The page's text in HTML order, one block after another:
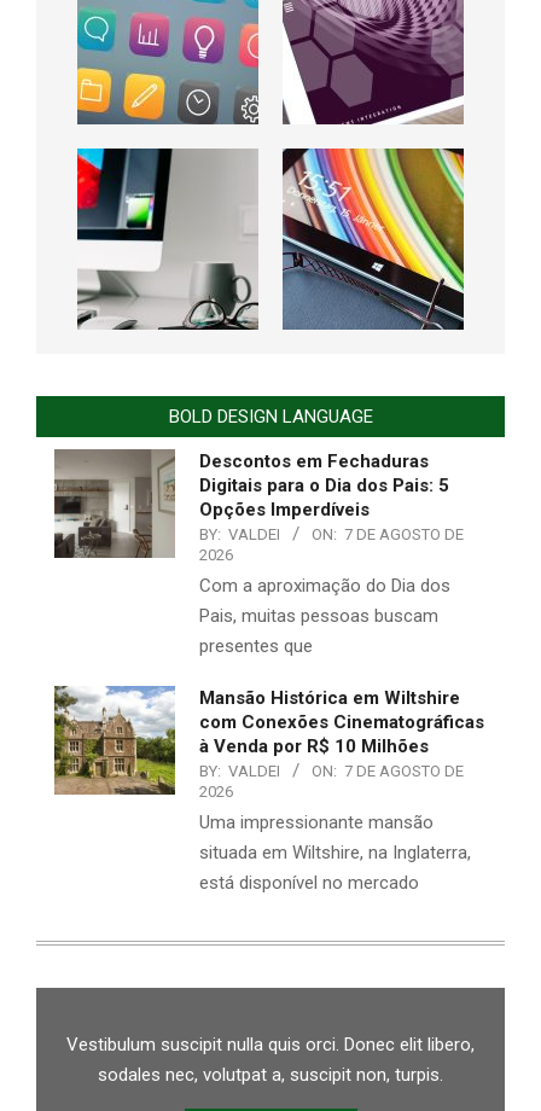
BOLD DESIGN LANGUAGE
Descontos em Fechaduras
Digitais para o Dia dos Pais: 5
Opções Imperdíveis
BY: VALDEI ON: 7 DE AGOSTO DE
2026
Com a aproximação do Dia dos
Pais, muitas pessoas buscam
presentes que
Mansão Histórica em Wiltshire
com Conexões Cinematográficas
à Venda por R$ 10 Milhões
BY: VALDEI ON: 7 DE AGOSTO DE
2026
Uma impressionante mansão
situada em Wiltshire, na Inglaterra,
está disponível no mercado
Vestibulum suscipit nulla quis orci. Donec elit libero,
sodales nec, volutpat a, suscipit non, turpis.